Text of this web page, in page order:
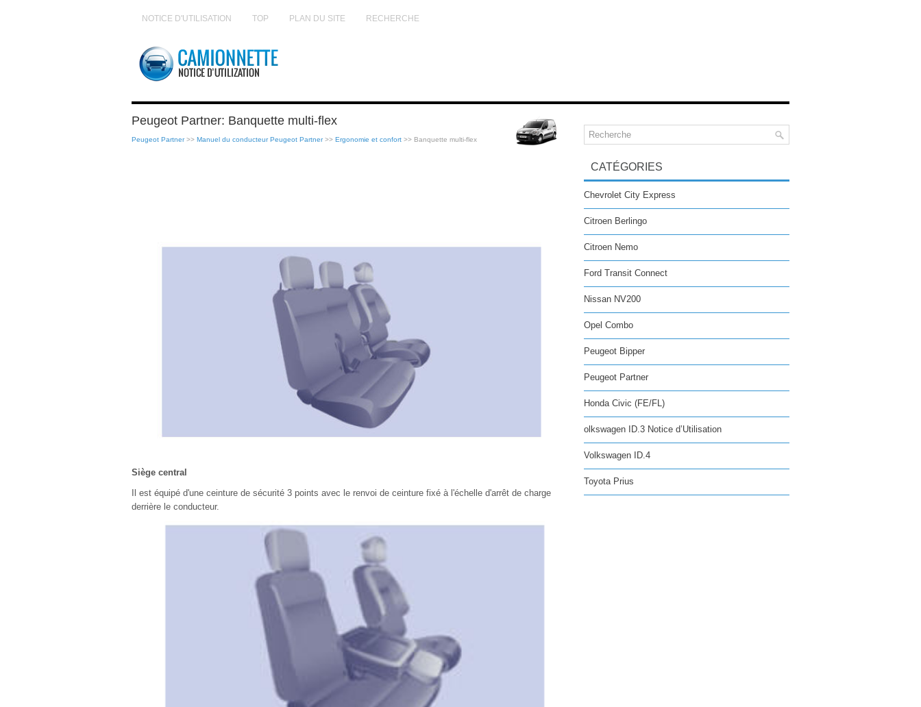
NOTICE D'UTILISATION TOP PLAN DU SITE RECHERCHE
Peugeot Partner: Banquette multi-flex
Peugeot Partner>> Manuel du conducteur Peugeot Partner>> Ergonomie et confort >> Banquette multi-flex
Siège central
Il est équipé d'une ceinture de sécurité 3 points avec le renvoi de ceinture fixé à l'échelle d'arrêt de charge
derrière le conducteur.
CATÉGORIES
Chevrolet City Express
Citroen Berlingo
Citroen Nemo
Ford Transit Connect
Nissan NV200
Opel Combo
Peugeot Bipper
Peugeot Partner
Honda Civic (FE/FL)
olkswagen ID.3 Notice d’Utilisation
Volkswagen ID.4
Toyota Prius